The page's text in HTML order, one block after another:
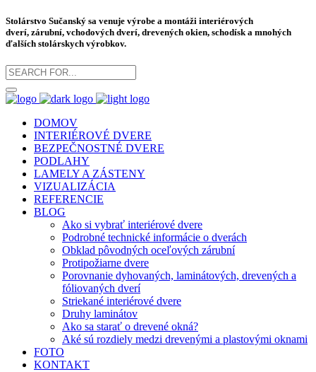
Stolárstvo Sučanský sa venuje výrobe a montáži interiérových
dverí, zárubní, vchodových dverí, drevených okien, schodísk a mnohých
ďalších stolárskych výrobkov.
DOMOV
INTERIÉROVÉ DVERE
BEZPEČNOSTNÉ DVERE
PODLAHY
LAMELY A ZÁSTENY
VIZUALIZÁCIA
REFERENCIE
BLOG
Ako si vybrať interiérové dvere
Podrobné technické informácie o dverách
Obklad pôvodných oceľových zárubní
Protipožiarne dvere
Porovnanie dyhovaných, laminátových, drevených a
fóliovaných dverí
Striekané interiérové dvere
Druhy laminátov
Ako sa starať o drevené okná?
Aké sú rozdiely medzi drevenými a plastovými oknami
FOTO
KONTAKT